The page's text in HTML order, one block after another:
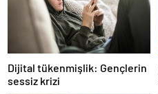
Dijital tükenmişlik: Gençlerin
sessiz krizi